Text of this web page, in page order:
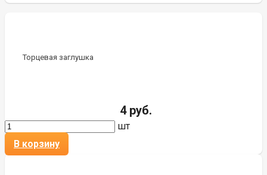
Торцевая заглушка
4 руб.
шт
В корзину